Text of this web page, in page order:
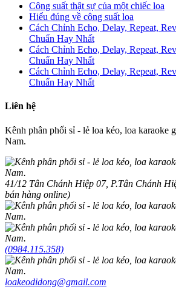
Công suất thật sự của một chiếc loa
Hiểu đúng về công suất loa
Cách Chỉnh Echo, Delay, Repeat,
Chuẩn Hay Nhất
Cách Chỉnh Echo, Delay, Repeat,
Chuẩn Hay Nhất
Cách Chỉnh Echo, Delay, Repeat,
Chuẩn Hay Nhất
Liên hệ
Kênh phân phối sỉ - lẻ loa kéo, loa karaoke
Nam.
41/12 Tân Chánh Hiệp 07, P.Tân Chánh
bán hàng online)
(0984.115.358)
loakeodidong@gmail.com